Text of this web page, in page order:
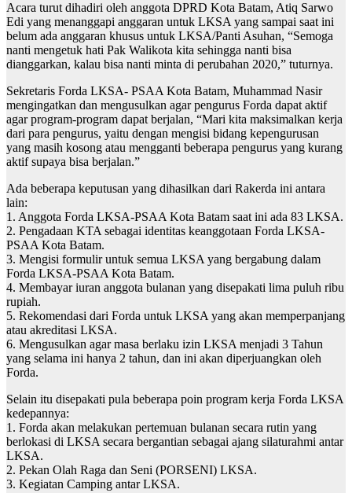
Acara turut dihadiri oleh anggota DPRD Kota Batam, Atiq Sarwo
Edi yang menanggapi anggaran untuk LKSA yang sampai saat ini
belum ada anggaran khusus untuk LKSA/Panti Asuhan, “Semoga
nanti mengetuk hati Pak Walikota kita sehingga nanti bisa
dianggarkan, kalau bisa nanti minta di perubahan 2020,” tuturnya.
Sekretaris Forda LKSA- PSAA Kota Batam, Muhammad Nasir
mengingatkan dan mengusulkan agar pengurus Forda dapat aktif
agar program-program dapat berjalan, “Mari kita maksimalkan kerja
dari para pengurus, yaitu dengan mengisi bidang kepengurusan
yang masih kosong atau mengganti beberapa pengurus yang kurang
aktif supaya bisa berjalan.”
Ada beberapa keputusan yang dihasilkan dari Rakerda ini antara
lain:
1. Anggota Forda LKSA-PSAA Kota Batam saat ini ada 83 LKSA.
2. Pengadaan KTA sebagai identitas keanggotaan Forda LKSA-
PSAA Kota Batam.
3. Mengisi formulir untuk semua LKSA yang bergabung dalam
Forda LKSA-PSAA Kota Batam.
4. Membayar iuran anggota bulanan yang disepakati lima puluh ribu
rupiah.
5. Rekomendasi dari Forda untuk LKSA yang akan memperpanjang
atau akreditasi LKSA.
6. Mengusulkan agar masa berlaku izin LKSA menjadi 3 Tahun
yang selama ini hanya 2 tahun, dan ini akan diperjuangkan oleh
Forda.
Selain itu disepakati pula beberapa poin program kerja Forda LKSA
kedepannya:
1. Forda akan melakukan pertemuan bulanan secara rutin yang
berlokasi di LKSA secara bergantian sebagai ajang silaturahmi antar
LKSA.
2. Pekan Olah Raga dan Seni (PORSENI) LKSA.
3. Kegiatan Camping antar LKSA.